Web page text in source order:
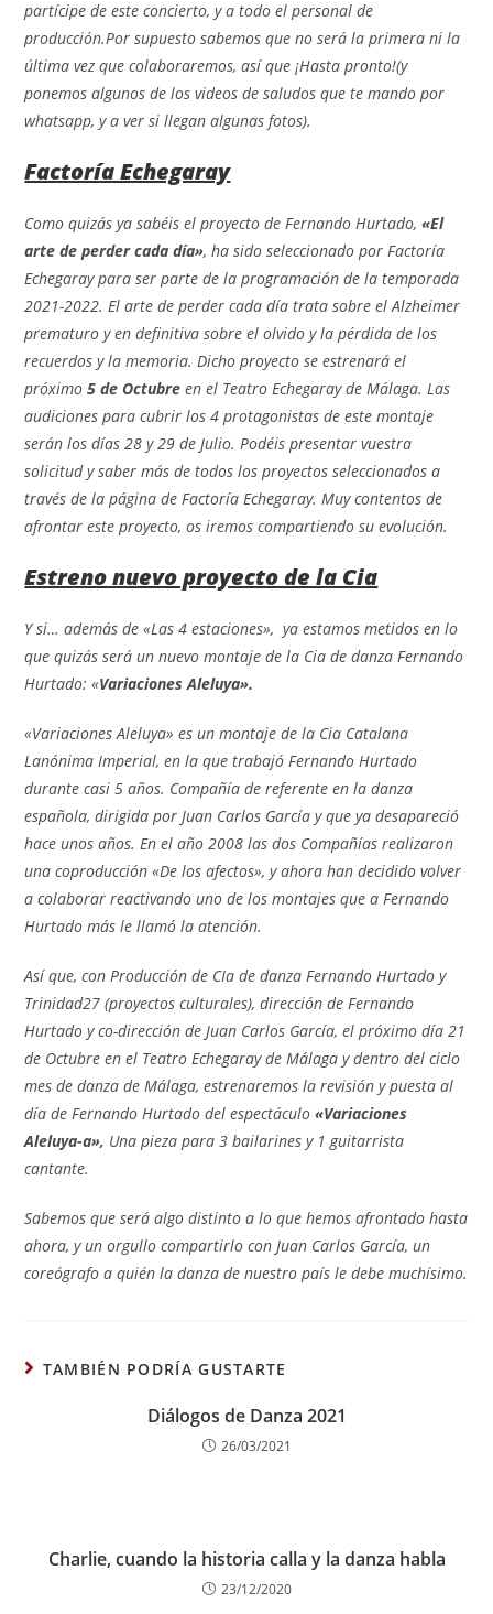
partícipe de este concierto, y a todo el personal de
producción.Por supuesto sabemos que no será la primera ni la
última vez que colaboraremos, así que ¡Hasta pronto!(y
ponemos algunos de los videos de saludos que te mando por
whatsapp, y a ver si llegan algunas fotos).
Factoría Echegaray
Como quizás ya sabéis el proyecto de Fernando Hurtado,«El
arte de perder cada día», ha sido seleccionado por Factoría
Echegaray para ser parte de la programación de la temporada
2021-2022. El arte de perder cada día trata sobre el Alzheimer
prematuro y en definitiva sobre el olvido y la pérdida de los
recuerdos y la memoria. Dicho proyecto se estrenará el
próximo5 de Octubreen el Teatro Echegaray de Málaga. Las
audiciones para cubrir los 4 protagonistas de este montaje
serán los días 28 y 29 de Julio. Podéis presentar vuestra
solicitud y saber más de todos los proyectos seleccionados a
través de la página de Factoría Echegaray. Muy contentos de
afrontar este proyecto, os iremos compartiendo su evolución.
Estreno nuevo proyecto de la Cia
Y si… además de «Las 4 estaciones», ya estamos metidos en lo
que quizás será un nuevo montaje de la Cia de danza Fernando
Hurtado: «Variaciones Aleluya».
«Variaciones Aleluya» es un montaje de la Cia Catalana
Lanónima Imperial, en la que trabajó Fernando Hurtado
durante casi 5 años. Compañía de referente en la danza
española, dirigida por Juan Carlos García y que ya desapareció
hace unos años. En el año 2008 las dos Compañías realizaron
una coproducción «De los afectos», y ahora han decidido volver
a colaborar reactivando uno de los montajes que a Fernando
Hurtado más le llamó la atención.
Así que, con Producción de CIa de danza Fernando Hurtado y
Trinidad27 (proyectos culturales), dirección de Fernando
Hurtado y co-dirección de Juan Carlos García, el próximo día 21
de Octubre en el Teatro Echegaray de Málaga y dentro del ciclo
mes de danza de Málaga, estrenaremos la revisión y puesta al
día de Fernando Hurtado del espectáculo«Variaciones
Aleluya-a», Una pieza para 3 bailarines y 1 guitarrista
cantante.
Sabemos que será algo distinto a lo que hemos afrontado hasta
ahora, y un orgullo compartirlo con Juan Carlos García, un
coreógrafo a quién la danza de nuestro país le debe muchísimo.
TAMBIÉN PODRÍA GUSTARTE
Diálogos de Danza 2021
26/03/2021
Charlie, cuando la historia calla y la danza habla
23/12/2020